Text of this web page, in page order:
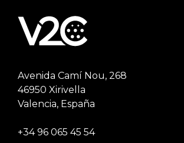
Avenida Camí Nou, 268
46950 Xirivella
Valencia, España
+34 96 065 45 54